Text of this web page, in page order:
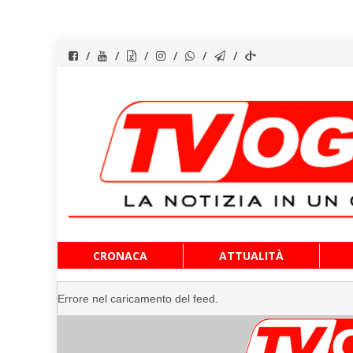
al
contenuto
CRONACA ATTUALITÀ
Errore nel caricamento del feed.